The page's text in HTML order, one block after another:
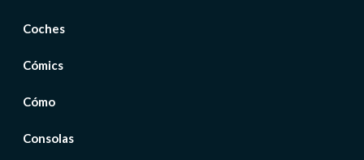
Coches
Cómics
Cómo
Consolas